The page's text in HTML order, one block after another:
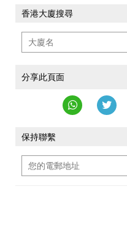
香港大廈搜尋
分享此頁面
保持聯繫